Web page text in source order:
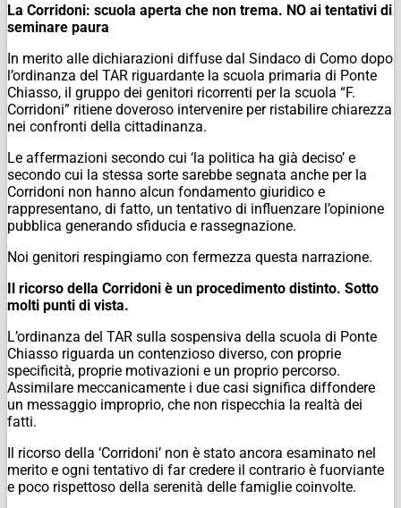
La Corridoni: scuola aperta che non trema. NO ai tentativi di
seminare paura
In merito alle dichiarazioni diffuse dal Sindaco di Como dopo
l’ordinanza del TAR riguardante la scuola primaria di Ponte
Chiasso, il gruppo dei genitori ricorrenti per la scuola “F.
Corridoni” ritiene doveroso intervenire per ristabilire chiarezza
nei confronti della cittadinanza.
Le affermazioni secondo cui ‘la politica ha già deciso’ e
secondo cui la stessa sorte sarebbe segnata anche per la
Corridoni non hanno alcun fondamento giuridico e
rappresentano, di fatto, un tentativo di influenzare l’opinione
pubblica generando sfiducia e rassegnazione.
Noi genitori respingiamo con fermezza questa narrazione.
Il ricorso della Corridoni è un procedimento distinto. Sotto
molti punti di vista.
L’ordinanza del TAR sulla sospensiva della scuola di Ponte
Chiasso riguarda un contenzioso diverso, con proprie
specificità, proprie motivazioni e un proprio percorso.
Assimilare meccanicamente i due casi significa diffondere
un messaggio improprio, che non rispecchia la realtà dei
fatti.
Il ricorso della ‘Corridoni’ non è stato ancora esaminato nel
merito e ogni tentativo di far credere il contrario è fuorviante
e poco rispettoso della serenità delle famiglie coinvolte.